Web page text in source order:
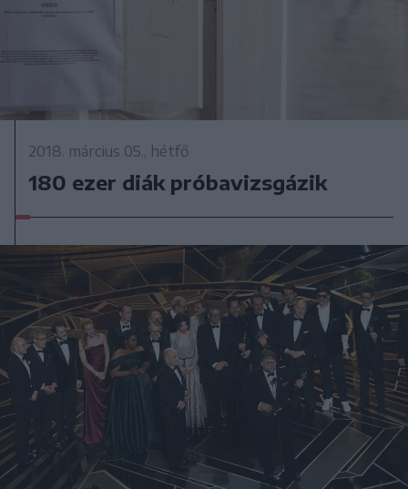
2018. március 05., hétfő
180 ezer diák próbavizsgázik